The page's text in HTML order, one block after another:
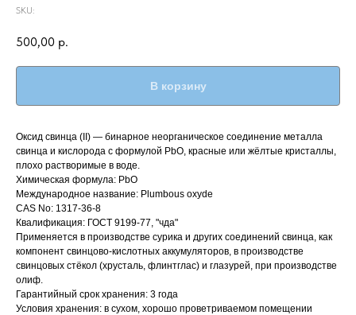
SKU:
500,00 р.
В корзину
Оксид свинца (II) — бинарное неорганическое соединение металла
свинца и кислорода с формулой PbO, красные или жёлтые кристаллы,
плохо растворимые в воде.
Химическая формула: PbO
Международное название: Plumbous oxyde
CAS No: 1317-36-8
Квалификация: ГОСТ 9199-77, "чда"
Применяется в производстве сурика и других соединений свинца, как
компонент свинцово-кислотных аккумуляторов, в производстве
свинцовых стёкол (хрусталь, флинтглас) и глазурей, при производстве
олиф.
Гарантийный срок хранения: 3 года
Условия хранения: в сухом, хорошо проветриваемом помещении